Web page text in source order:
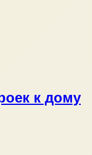
к дому